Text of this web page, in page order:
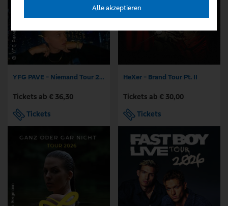
YFG PAVE - Niemand Tour 2026
Tickets ab € 36,30
Tickets
HeXer - Brand Tour Pt. II
Tickets ab € 30,00
Tickets
Alle akzeptieren